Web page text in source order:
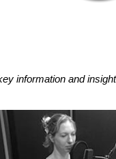
information and